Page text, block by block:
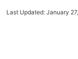
Last Updated: January